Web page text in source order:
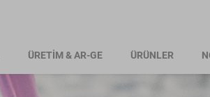
ÜRETİM & AR-GE ÜRÜNLER